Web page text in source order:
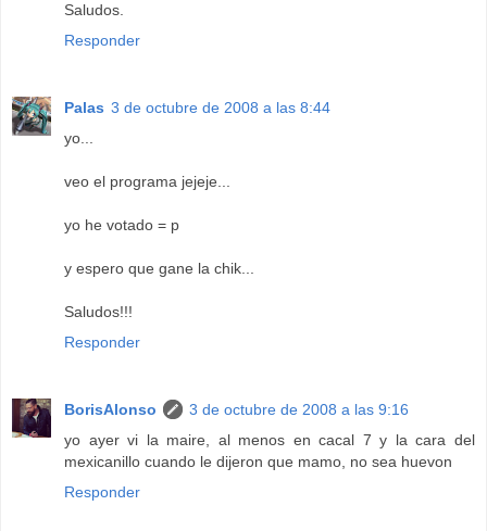
Saludos.
Responder
Palas 3 de octubre de 2008 a las 8:44
yo...
veo el programa jejeje...
yo he votado = p
y espero que gane la chik...
Saludos!!!
Responder
BorisAlonso
3 de octubre de 2008 a las 9:16
yo ayer vi la maire, al menos en cacal 7 y la cara del
mexicanillo cuando le dijeron que mamo, no sea huevon
Responder